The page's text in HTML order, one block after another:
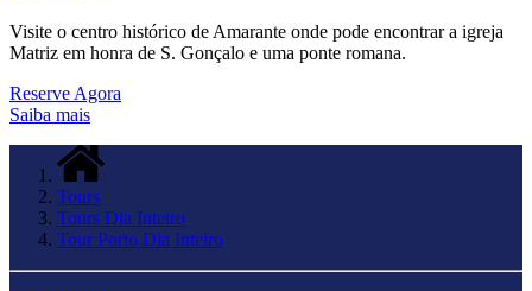
Visite o centro histórico de Amarante onde pode encontrar a igreja
Matriz em honra de S. Gonçalo e uma ponte romana.
Reserve Agora
Saiba mais
Tours
Tours Dia Inteiro
Tour Porto Dia Inteiro